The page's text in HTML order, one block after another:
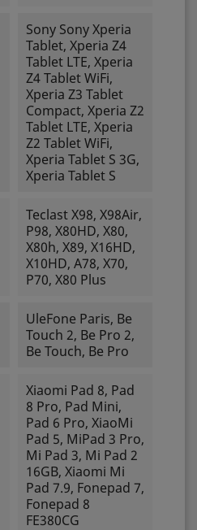
Sony Sony Xperia
Tablet, Xperia Z4
Tablet LTE, Xperia
Z4 Tablet WiFi,
Xperia Z3 Tablet
Compact, Xperia Z2
Tablet LTE, Xperia
Z2 Tablet WiFi,
Xperia Tablet S 3G,
Xperia Tablet S
Teclast X98, X98Air,
P98, X80HD, X80,
X80h, X89, X16HD,
X10HD, A78, X70,
P70, X80 Plus
UleFone Paris, Be
Touch 2, Be Pro 2,
Be Touch, Be Pro
Xiaomi Pad 8, Pad
8 Pro, Pad Mini,
Pad 6 Pro, XiaoMi
Pad 5, MiPad 3 Pro,
Mi Pad 3, Mi Pad 2
16GB, Xiaomi Mi
Pad 7.9, Fonepad 7,
Fonepad 8
FE380CG